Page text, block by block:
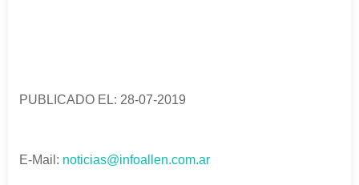
PUBLICADO EL: 28-07-2019
E-Mail: noticias@infoallen.com.ar